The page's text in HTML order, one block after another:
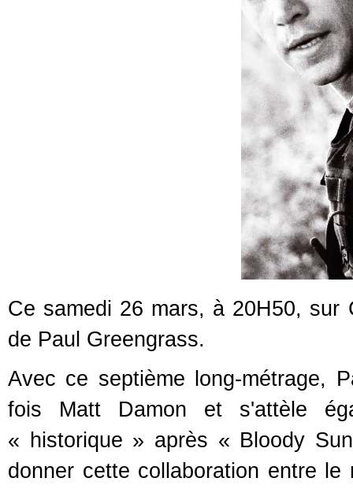
Ce samedi 26 mars, à 20H50, sur
de Paul Greengrass.
Avec ce septième long-métrage,
fois Matt Damon et s'attèle
« historique » après « Bloody
donner cette collaboration entre